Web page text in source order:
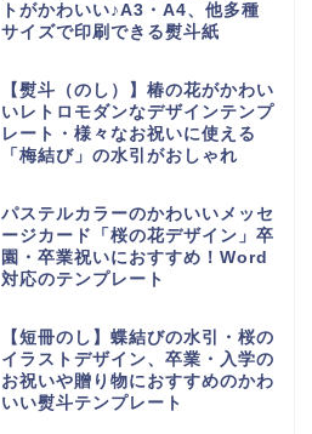
トがかわいい♪A3・A4、他多種
サイズで印刷できる熨斗紙
【熨斗（のし）】椿の花がかわい
いレトロモダンなデザインテンプ
レート・様々なお祝いに使える
「梅結び」の水引がおしゃれ
パステルカラーのかわいいメッセ
ージカード「桜の花デザイン」卒
園・卒業祝いにおすすめ！Word
対応のテンプレート
【短冊のし】蝶結びの水引・桜の
イラストデザイン、卒業・入学の
お祝いや贈り物におすすめのかわ
いい熨斗テンプレート